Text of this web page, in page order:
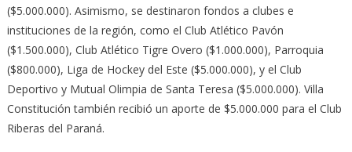
($5.000.000). Asimismo, se destinaron fondos a clubes e
instituciones de la región, como el Club Atlético Pavón
($1.500.000), Club Atlético Tigre Overo ($1.000.000), Parroquia
($800.000), Liga de Hockey del Este ($5.000.000), y el Club
Deportivo y Mutual Olimpia de Santa Teresa ($5.000.000). Villa
Constitución también recibió un aporte de $5.000.000 para el Club
Riberas del Paraná.